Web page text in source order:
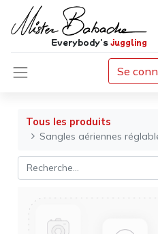
Everybody'sjuggling
Se
Tous les produits
Sangles aériennes